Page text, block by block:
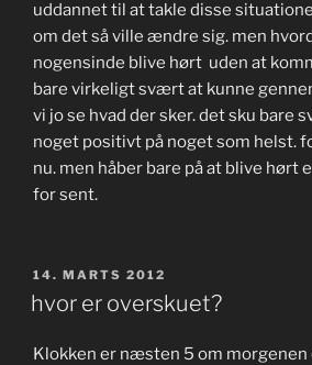
uddannet til at takle disse
om det så ville ændre sig. men
nogensinde blive hørt uden at
bare virkeligt svært at kunne
vi jo se hvad der sker. det sku bare
noget positivt på noget som helst.
nu. men håber bare på at blive hørt
for sent.
UDGIVET
DEN
14. MARTS 2012
hvor er overskuet?
Klokken er næsten 5 om morgenen